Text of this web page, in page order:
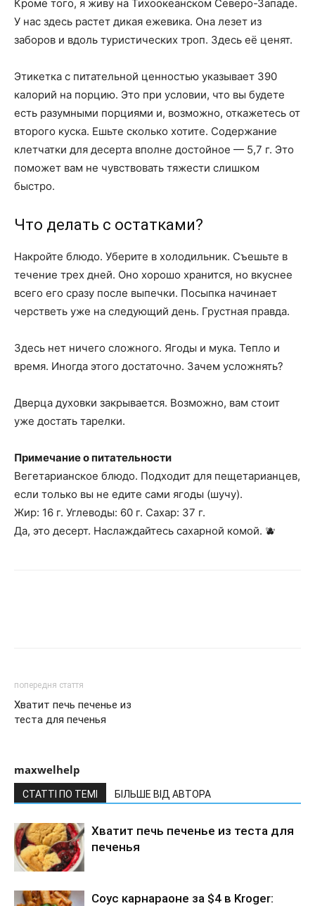
Кроме того, я живу на Тихоокеанском Северо-Западе.
У нас здесь растет дикая ежевика. Она лезет из
заборов и вдоль туристических троп. Здесь её ценят.
Этикетка с питательной ценностью указывает 390
калорий на порцию. Это при условии, что вы будете
есть разумными порциями и, возможно, откажетесь от
второго куска. Ешьте сколько хотите. Содержание
клетчатки для десерта вполне достойное — 5,7 г. Это
поможет вам не чувствовать тяжести слишком
быстро.
Что делать с остатками?
Накройте блюдо. Уберите в холодильник. Съешьте в
течение трех дней. Оно хорошо хранится, но вкуснее
всего его сразу после выпечки. Посыпка начинает
черстветь уже на следующий день. Грустная правда.
Здесь нет ничего сложного. Ягоды и мука. Тепло и
время. Иногда этого достаточно. Зачем усложнять?
Дверца духовки закрывается. Возможно, вам стоит
уже достать тарелки.
Примечание о питательности
Вегетарианское блюдо. Подходит для пещетарианцев,
если только вы не едите сами ягоды (шучу).
Жир: 16 г. Углеводы: 60 г. Сахар: 37 г.
Да, это десерт. Наслаждайтесь сахарной комой. 🫐
попередня стаття
Хватит печь печенье из
теста для печенья
maxwelhelp
СТАТТІ ПО ТЕМІ БІЛЬШЕ ВІД АВТОРА
Хватит печь печенье из теста для
печенья
Соус карнараоне за $4 в Kroger: